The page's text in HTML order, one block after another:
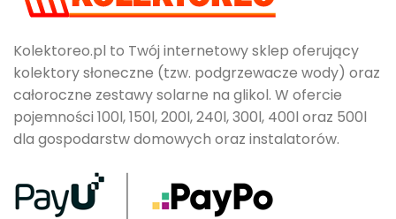
Kolektoreo.pl to Twój internetowy sklep oferujący
kolektory słoneczne (tzw. podgrzewacze wody) oraz
całoroczne zestawy solarne na glikol. W ofercie
pojemności 100l, 150l, 200l, 240l, 300l, 400l oraz 500l
dla gospodarstw domowych oraz instalatorów.